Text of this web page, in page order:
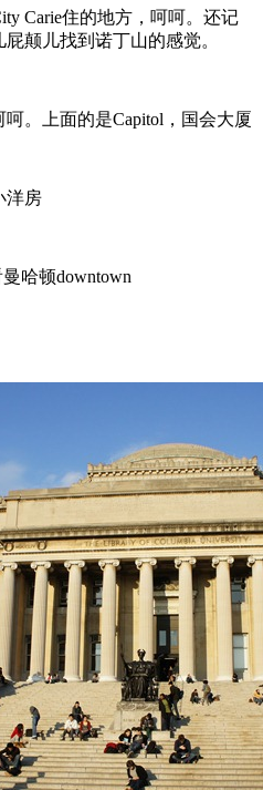
Carie住的地方，呵呵。还记
颠儿找到诺丁山的感觉。
。上面的是Capitol，国会大厦
洋房
哈顿downtown